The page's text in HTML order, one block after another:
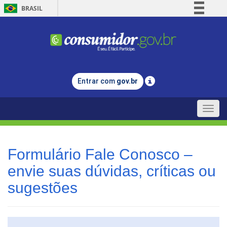
BRASIL
Comunica BR
Legislação
Entrar com gov.br
Toggle
Formulário Fale Conosco –
envie suas dúvidas, críticas ou
sugestões